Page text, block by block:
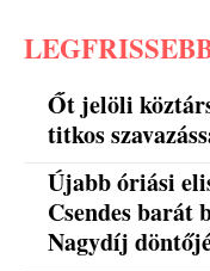
Őt jelöli
titkos
Újabb óriási
Csendes barát
Nagydíj